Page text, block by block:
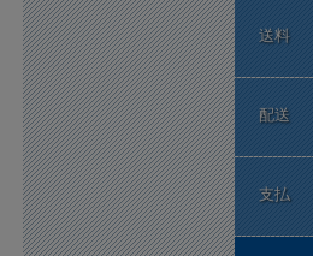
送料
配送
支払